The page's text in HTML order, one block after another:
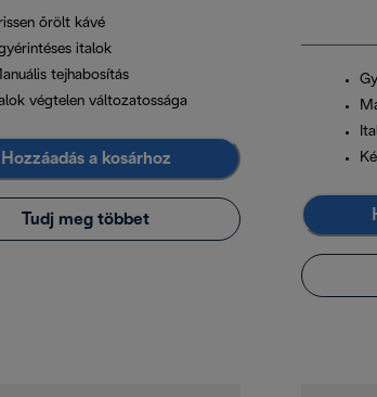
őrölt kávé
italok
tejhabosítás
végtelen változatossága
Hozzáadás a kosárhoz
Tudj meg többet